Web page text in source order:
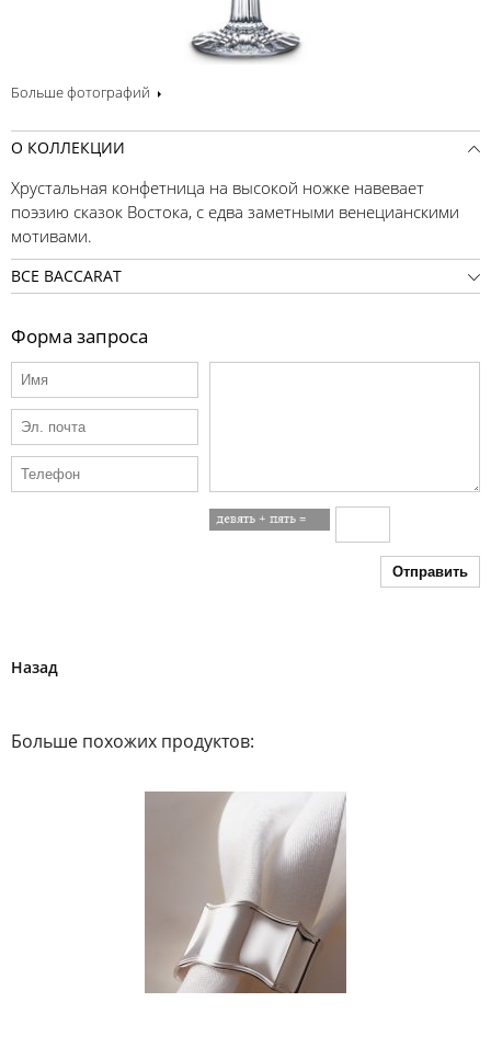
Больше фотографий
О КОЛЛЕКЦИИ
Хрустальная конфетница на высокой ножке навевает
поэзию сказок Востока, с едва заметными венецианскими
мотивами.
ВСЕ BACCARAT
Форма запроса
Отправить
Назад
Больше похожих продуктов: